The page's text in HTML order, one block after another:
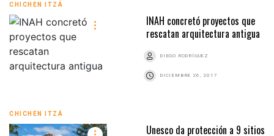
CHICHEN ITZÁ
INAH concretó proyectos que
rescatan arquitectura antigua
DIEGO RODRÍGUEZ
DICIEMBRE 26, 2017
CHICHEN ITZÁ
Unesco da protección a 9 sitios